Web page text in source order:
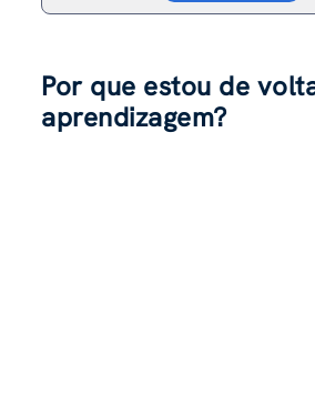
Por que estou de
aprendizagem?